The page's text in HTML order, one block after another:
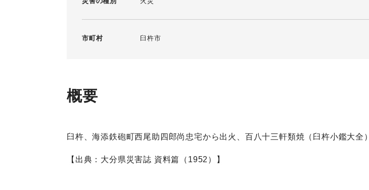
市町村 臼杵市
概要
臼杵、海添鉄砲町西尾助四郎尚忠宅から出火、百八十三軒類焼（臼杵小鑑大全）
【出典：大分県災害誌 資料篇（1952）】